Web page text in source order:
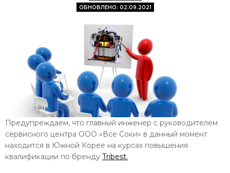
ОБНОВЛЕНО: 02.09.2021
Предупреждаем, что главный инженер с руководителем
сервисного центра ООО «Все Соки» в данный момент
находится в Южной Корее на курсах повышения
квалификации по бренду Tribest.